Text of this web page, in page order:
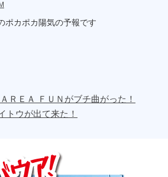
ポカポカ陽気の予報です
ＲＥＡ ＦＵＮがブチ曲がった！
トウが出て来た！